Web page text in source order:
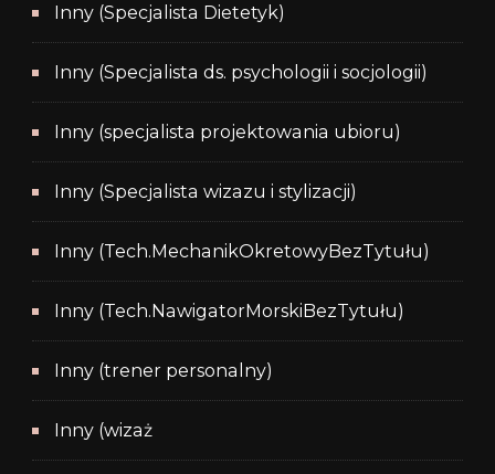
Inny (Specjalista Dietetyk)
Inny (Specjalista ds. psychologii i socjologii)
Inny (specjalista projektowania ubioru)
Inny (Specjalista wizazu i stylizacji)
Inny (Tech.MechanikOkretowyBezTytułu)
Inny (Tech.NawigatorMorskiBezTytułu)
Inny (trener personalny)
Inny (wizaż